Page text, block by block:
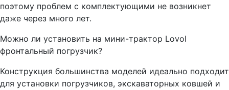
поэтому проблем с комплектующими не возникнет
даже через много лет.
Можно ли установить на мини-трактор Lovol
фронтальный погрузчик?
Конструкция большинства моделей идеально подходит
для установки погрузчиков, экскаваторных ковшей и